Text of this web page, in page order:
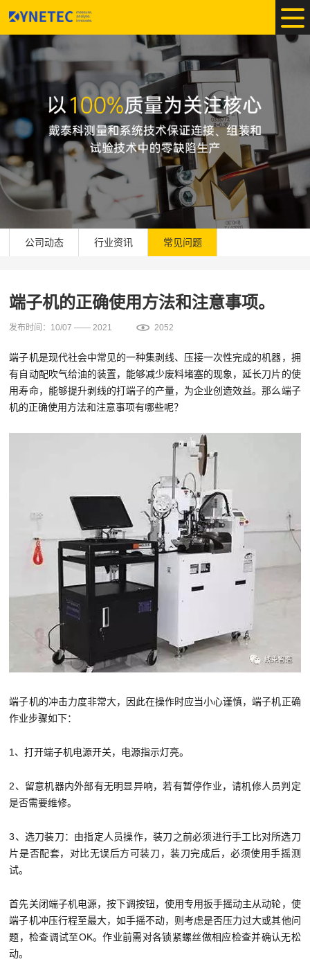
公司动态 行业资讯 常见问题
端子机的正确使用方法和注意事项。
发布时间：10/07 —— 2021 2052
端子机是现代社会中常见的一种集剥线、压接一次性完成的机器，拥
有自动配吹气给油的装置，能够减少废料堵塞的现象，延长刀片的使
用寿命，能够提升剥线的打端子的产量，为企业创造效益。那么端子
机的正确使用方法和注意事项有哪些呢？
端子机的冲击力度非常大，因此在操作时应当小心谨慎，端子机正确
作业步骤如下：
1、打开端子机电源开关，电源指示灯亮。
2、留意机器内外部有无明显异响，若有暂停作业，请机修人员判定
是否需要维修。
3、选刀装刀：由指定人员操作，装刀之前必须进行手工比对所选刀
片是否配套，对比无误后方可装刀，装刀完成后，必须使用手摇测
试。
首先关闭端子机电源，按下调按钮，使用专用扳手摇动主从动轮，使
端子机冲压行程至最大，如手摇不动，则考虑是否压力过大或其他问
题，检查调试至OK。作业前需对各锁紧螺丝做相应检查并确认无松
动。